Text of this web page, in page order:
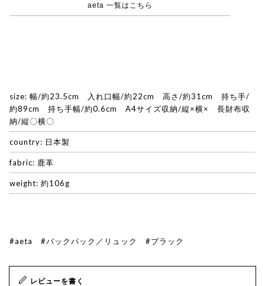
aeta 一覧はこちら
size: 幅/約23.5cm 入れ口幅/約22cm 高さ/約31cm 持ち手/
約89cm 持ち手幅/約0.6cm A4サイズ収納/縦×横× 長財布収
納/縦〇横〇
country: 日本製
fabric: 鹿革
weight: 約106g
#aeta #バックパック／リュック #ブラック
レビューを書く